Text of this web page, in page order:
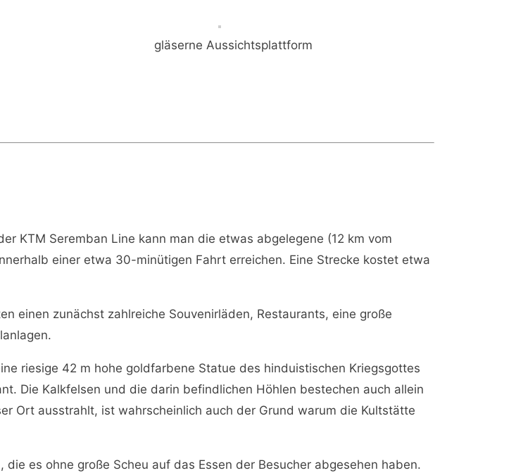
gläserne Aussichtsplattform
KTM Seremban Line kann man die etwas abgelegene (12 km vom
einer etwa 30-minütigen Fahrt erreichen. Eine Strecke kostet etwa
einen zunächst zahlreiche Souvenirläden, Restaurants, eine große
riesige 42 m hohe goldfarbene Statue des hinduistischen Kriegsgottes
Die Kalkfelsen und die darin befindlichen Höhlen bestechen auch allein
Ort ausstrahlt, ist wahrscheinlich auch der Grund warum die Kultstätte
es ohne große Scheu auf das Essen der Besucher abgesehen haben.